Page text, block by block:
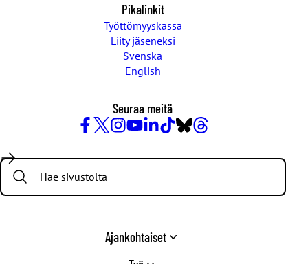
Pikalinkit
Työttömyyskassa
Liity jäseneksi
Svenska
English
Seuraa meitä
/
Twitter
Search:
Ajankohtaiset